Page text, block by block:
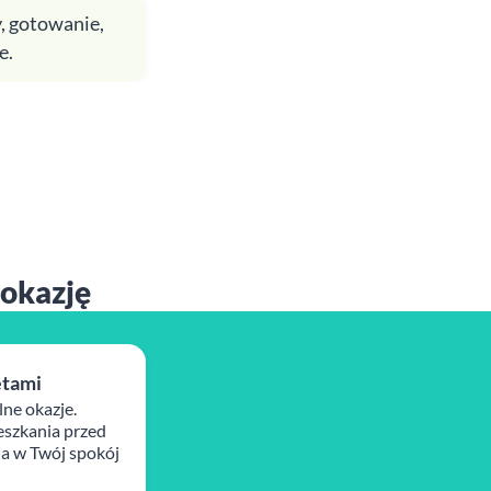
gotowanie,
okazje.
przed
w Twój spokój